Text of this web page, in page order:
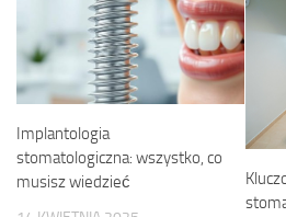
Implantologia
stomatologiczna: wszystko, co
musisz wiedzieć